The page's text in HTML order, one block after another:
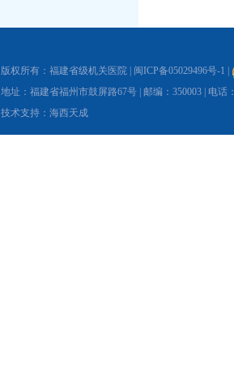
版权所有：福建省级机关医院 | 闽ICP备05029496号-1
地址：福建省福州市鼓屏路67号 | 邮编：350003 | 电话
技术支持：海西天成